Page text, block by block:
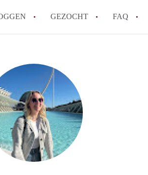
GEZOCHT FAQ
How to translate AppartementRoermond!
Wat is AppartementRoermond?
Hoeveel kost het om te reageren op een
Wat is de privacyverklaring van
Berekent AppartementRoermond
makelaarsvergoeding/
Alle veelgestelde vragen